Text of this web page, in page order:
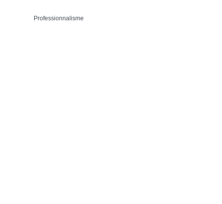
Professionnalisme